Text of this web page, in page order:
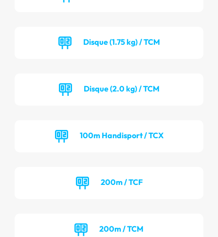
Disque (1.75 kg) / TCM
Disque (2.0 kg) / TCM
100m Handisport / TCX
200m / TCF
200m / TCM